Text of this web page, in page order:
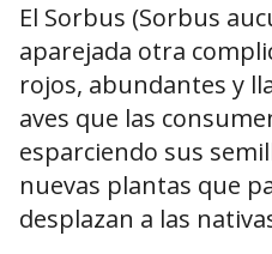
El Sorbus (Sorbus
aparejada otra
rojos, abundantes y
aves que las
esparciendo sus
nuevas plantas que
desplazan a las